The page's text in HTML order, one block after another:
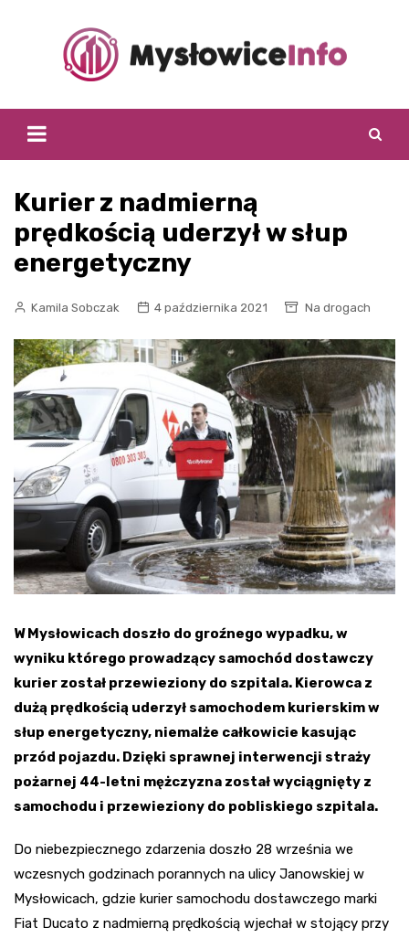
Kurier z nadmierną
prędkością uderzył w słup
energetyczny
Kamila Sobczak 4 października 2021 Na drogach
W Mysłowicach doszło do groźnego wypadku, w
wyniku którego prowadzący samochód dostawczy
kurier został przewieziony do szpitala. Kierowca z
dużą prędkością uderzył samochodem kurierskim w
słup energetyczny, niemalże całkowicie kasując
przód pojazdu. Dzięki sprawnej interwencji straży
pożarnej 44-letni mężczyzna został wyciągnięty z
samochodu i przewieziony do pobliskiego szpitala.
Do niebezpiecznego zdarzenia doszło 28 września we
wczesnych godzinach porannych na ulicy Janowskiej w
Mysłowicach, gdzie kurier samochodu dostawczego marki
Fiat Ducato z nadmierną prędkością wjechał w stojący przy